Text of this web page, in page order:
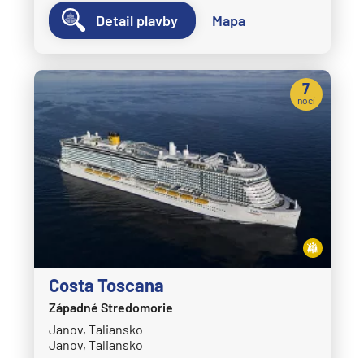
Detail plavby Mapa
Costa Toscana
Západné Stredomorie
Janov, Taliansko
Janov, Taliansko
7
nocí